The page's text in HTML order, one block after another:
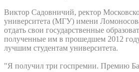
Виктор Садовничий, ректор
университета (МГУ) имени
отдать свои государственные
полученные им в прошедшем 2012
лучшим студентам университета.
"Я получил три госпремии. Премию